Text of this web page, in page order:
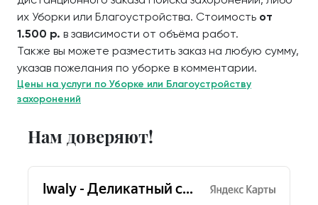
их Уборки или Благоустройства. Стоимость от
1.500 р. в зависимости от объёма работ.
Также вы можете разместить заказ на любую сумму,
указав пожелания по уборке в комментарии.
Цены на услуги по Уборке или Благоустройству
захоронений
Нам доверяют!